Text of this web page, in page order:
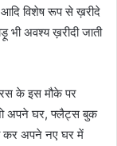
आदि विशेष रूप से ख़रीदे
भी अवश्य ख़रीदी जाती
के इस मौके पर
जो अपने घर, फ्लैट्स बुक
कर अपने नए घर में